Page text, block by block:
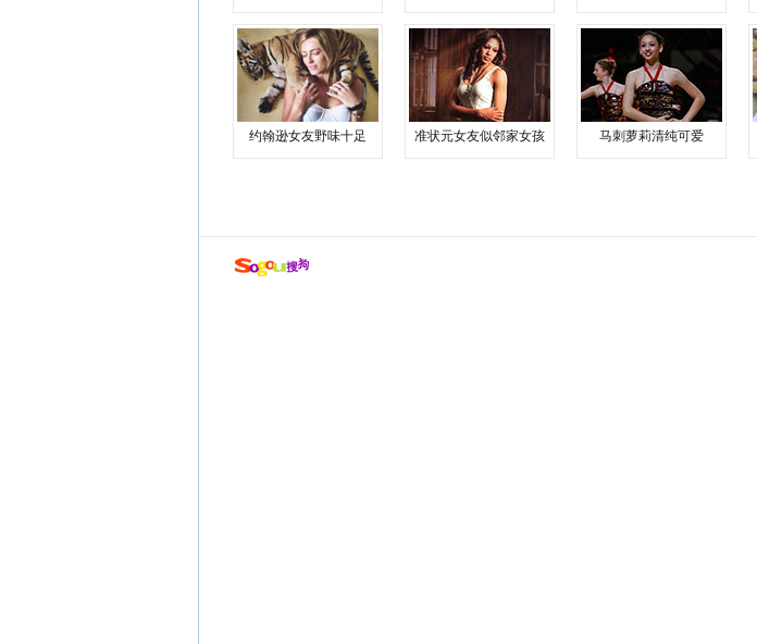
约翰逊女友野味十足 准状元女友似邻家女孩 马刺萝莉清纯可爱